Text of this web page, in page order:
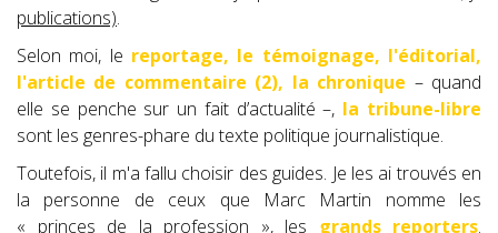
publications).
Selon moi, le reportage, le témoignage, l'éditorial,
l'article de commentaire (2), la chronique – quand
elle se penche sur un fait d’actualité –, la tribune-libre
sont les genres-phare du texte politique journalistique.
Toutefois, il m'a fallu choisir des guides. Je les ai trouvés en
la personne de ceux que Marc Martin nomme les
« princes de la profession », les grands reporters.